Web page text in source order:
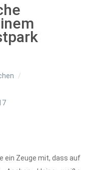
ein Zeuge mit, dass auf